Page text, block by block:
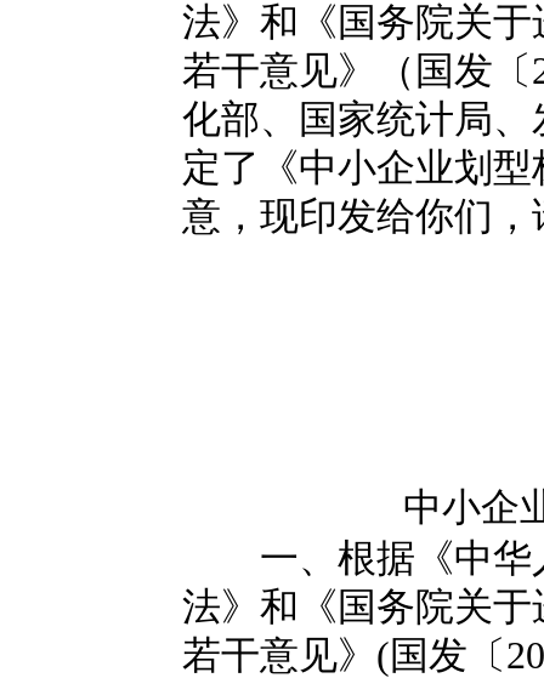
法》和《国务院关
若干意见》（国发〔
化部、国家统计局
定了《中小企业划
意，现印发给你们
中小企
一、根据《中华
法》和《国务院关
若干意见》(国发〔